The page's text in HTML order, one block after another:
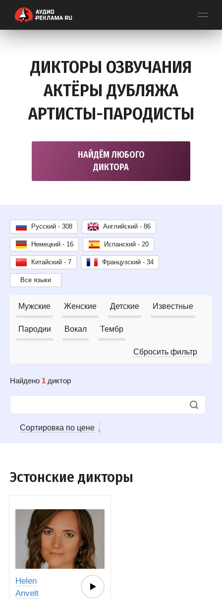
ДИКТОРЫ ОЗВУЧАНИЯ
АКТЁРЫ ДУБЛЯЖА
АРТИСТЫ-ПАРОДИСТЫ
НАЙДЁМ ЛЮБОГО
ДИКТОРА
Русский - 308 Английский - 86
Немецкий - 16 Испанский - 20
Китайский - 7 Французский - 34
Все языки
Мужские Женские Детские Известные
Пародии Вокал Тембр
Сбросить фильтр
Найдено 1 диктор
Сортировка по цене
Эстонские дикторы
Helen
Anvelt